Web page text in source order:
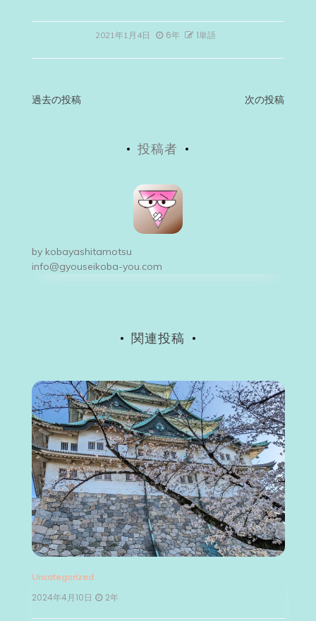
2021年1月4日 6年 1単語
投
ー
シ
過去の投稿 次の投稿
投稿者
by kobayashitamotsu
info@gyouseikoba-you.com
関連投稿